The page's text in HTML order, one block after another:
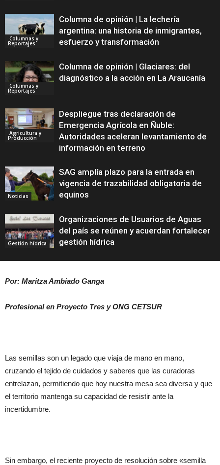
Columnas y
Reportajes
Columna de opinión | La lechería
argentina: una historia de inmigrantes,
esfuerzo y transformación
Columnas y
Reportajes
Columna de opinión | Glaciares: del
diagnóstico a la acción en La Araucanía
Agricultura y
Producción
Despliegue tras declaración de
Emergencia Agrícola en Ñuble:
Autoridades aceleran levantamiento de
información en terreno
Noticias
SAG amplía plazo para la entrada en
vigencia de trazabilidad obligatoria de
equinos
Gestión hídrica
Organizaciones de Usuarios de Aguas
del país se reúnen y acuerdan fortalecer
gestión hídrica
Por: Maritza Ambiado Ganga
Profesional en Proyecto Tres y ONG CETSUR
​Las semillas son un legado que viaja de mano en mano,
cruzando el tejido de cuidados y saberes que las curadoras
entrelazan, permitiendo que hoy nuestra mesa sea diversa y que
el territorio mantenga su capacidad de resistir ante la
incertidumbre.
​Sin embargo, el reciente proyecto de resolución sobre «semilla